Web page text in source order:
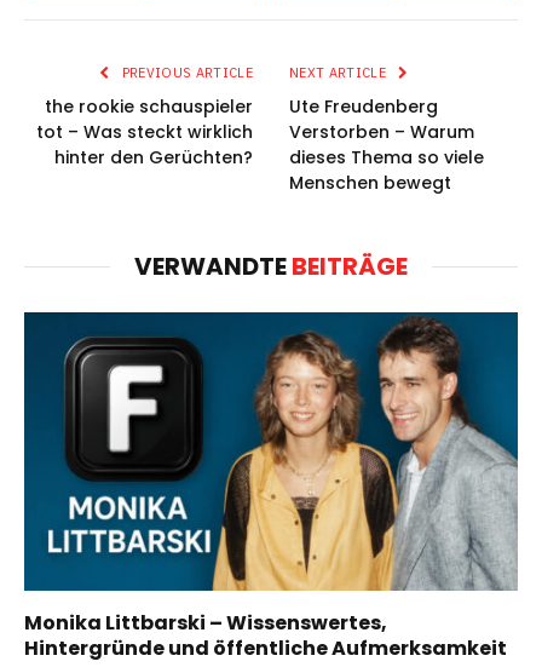
PREVIOUS ARTICLE
the rookie schauspieler
tot – Was steckt wirklich
hinter den Gerüchten?
NEXT ARTICLE
Ute Freudenberg
Verstorben – Warum
dieses Thema so viele
Menschen bewegt
VERWANDTEBEITRÄGE
Monika Littbarski – Wissenswertes,
Hintergründe und öffentliche Aufmerksamkeit